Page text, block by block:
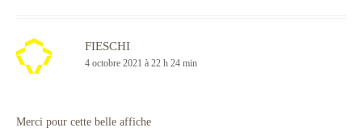
FIESCHI
4 octobre 2021 à 22 h 24 min
Merci pour cette belle affiche